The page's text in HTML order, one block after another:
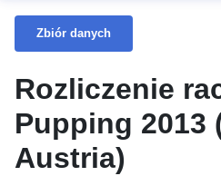
Zbiór danych
Rozliczenie
Pupping 2013
Austria)